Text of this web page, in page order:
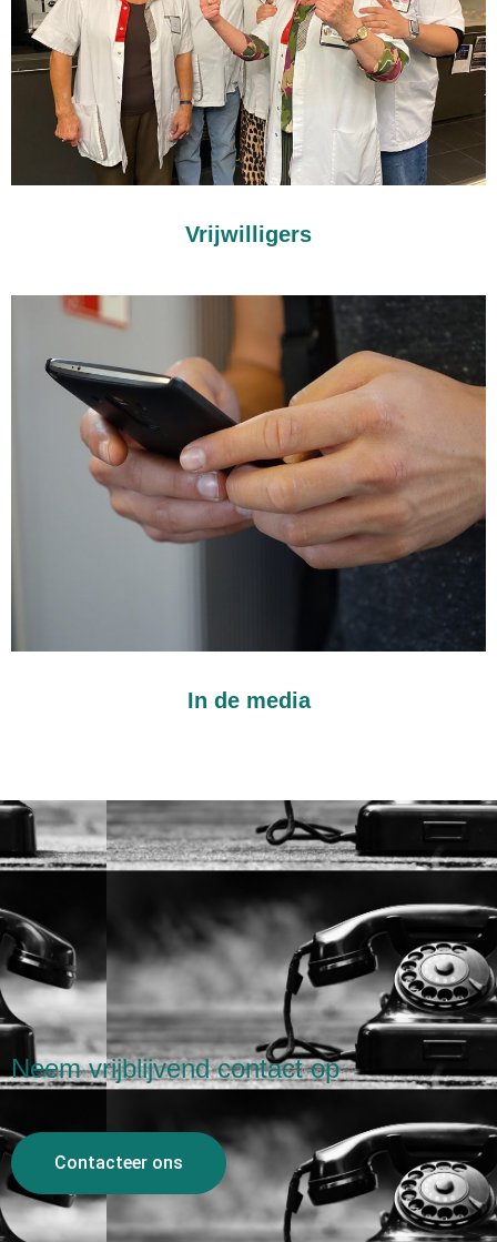
Vrijwilligers
In de media
Neem vrijblijvend contact op
Contacteer ons